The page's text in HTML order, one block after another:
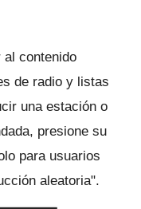
al contenido
de radio y listas
una estación o
presione su
para usuarios
aleatoria".